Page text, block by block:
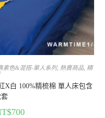
素色&混搭-單人系列, 熱賣商品, 精
X白 100%精梳棉 單人床包含
700